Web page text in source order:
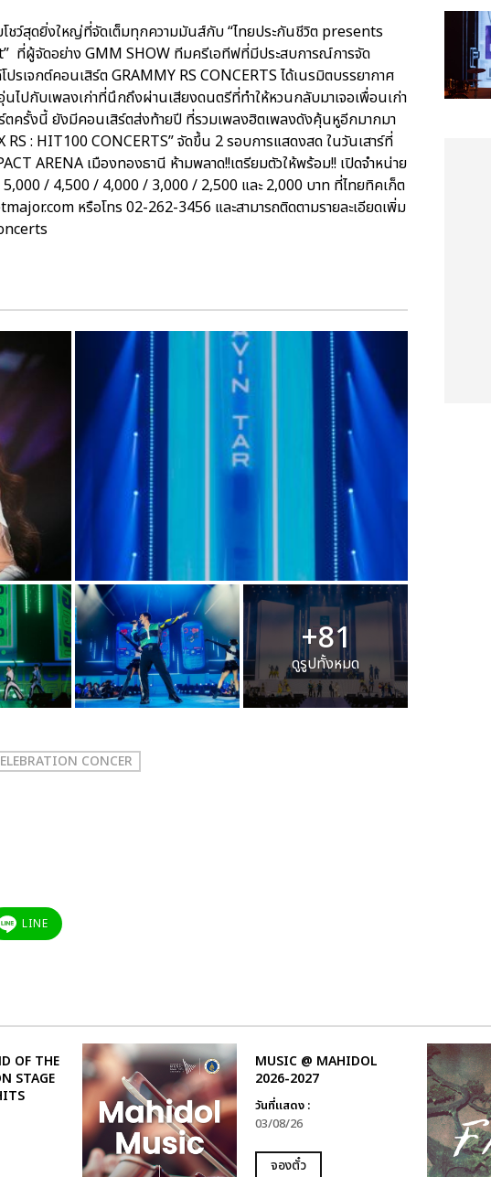
ชว์สุดยิ่งใหญ่ที่จัดเต็มทุกความมันส์กับ “ไทยประกันชีวิต presents
ที่ผู้จัดอย่าง GMM SHOW ทีมครีเอทีฟที่มีประสบการณ์การจัด
รเจกต์คอนเสิร์ต GRAMMY RS CONCERTS ได้เนรมิตบรรยากาศ
ไปกับเพลงเก่าที่นึกถึงผ่านเสียงดนตรีที่ทำให้หวนกลับมาเจอเพื่อนเก่า
ครั้งนี้ ยังมีคอนเสิร์ตส่งท้ายปี ที่รวมเพลงฮิตเพลงดังคุ้นหูอีกมากมา
RS : HIT100 CONCERTS” จัดขึ้น 2 รอบการแสดงสด ในวันเสาร์ที่
ARENA เมืองทองธานี ห้ามพลาด!!เตรียมตัวให้พร้อม!! เปิดจำหน่าย
/ 4,500 / 4,000 / 3,000 / 2,500 และ 2,000 บาท ที่ไทยทิคเก็ต
หรือโทร 02-262-3456 และสามารถติดตามรายละเอียดเพิ่ม
+81
ดูรูปทั้งหมด
CONCER
LINE
OF THE
STAGE
MUSIC @ MAHIDOL
2026-2027
วันที่แสดง :
03/08/26
จองตั๋ว